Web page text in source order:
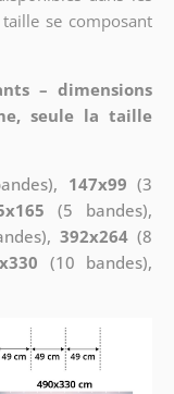
se composant
– dimensions
seule la taille
147x99 (3
(5 bandes),
392x264 (8
(10 bandes),